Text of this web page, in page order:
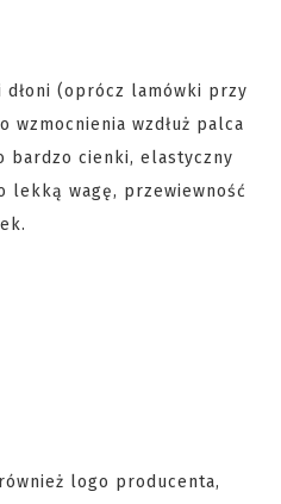
dłoni (oprócz lamówki przy
wzmocnienia wzdłuż palca
bardzo cienki, elastyczny
lekką wagę, przewiewność
logo producenta,